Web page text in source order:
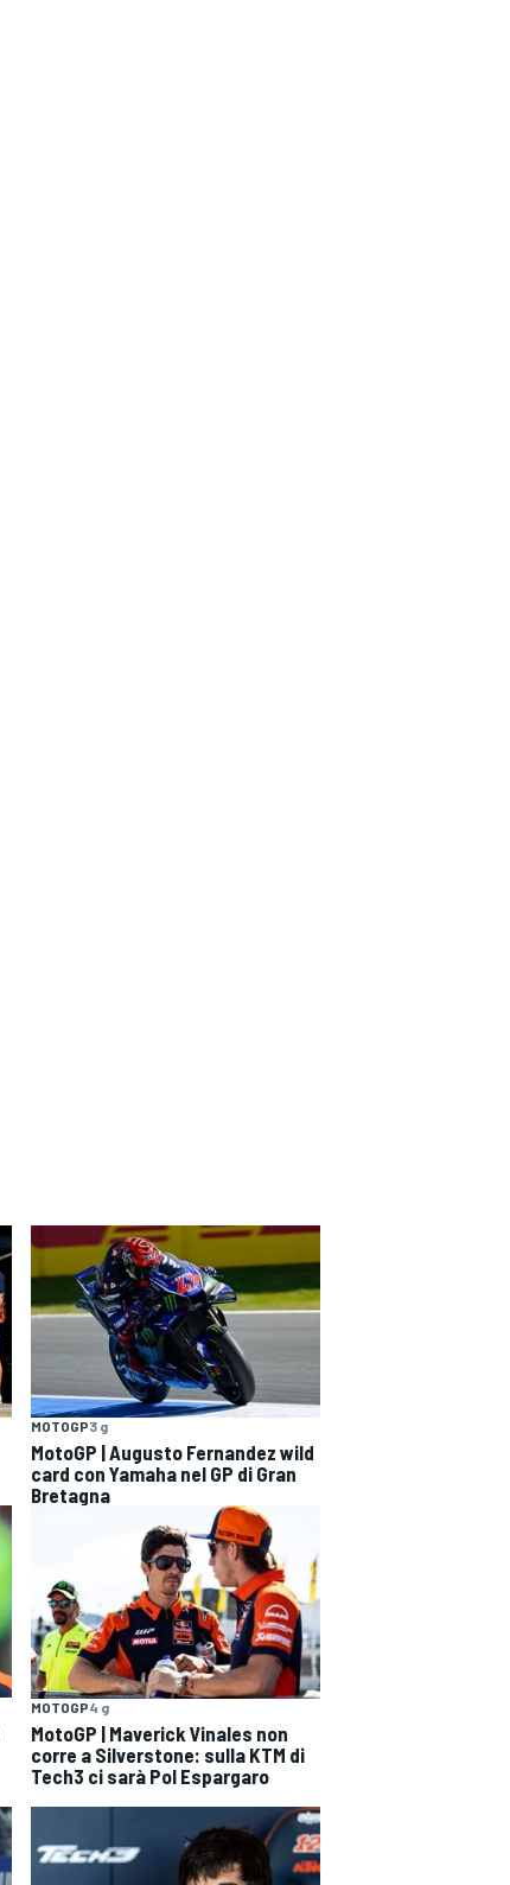
MOTOGP3 g
MotoGP | Augusto Fernandez wild
card con Yamaha nel GP di Gran
Bretagna
MOTOGP4 g
MotoGP | Maverick Vinales non
corre a Silverstone: sulla KTM di
Tech3 ci sarà Pol Espargaro